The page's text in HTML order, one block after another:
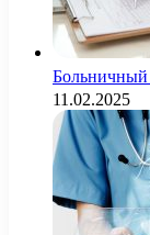
11.02.2025